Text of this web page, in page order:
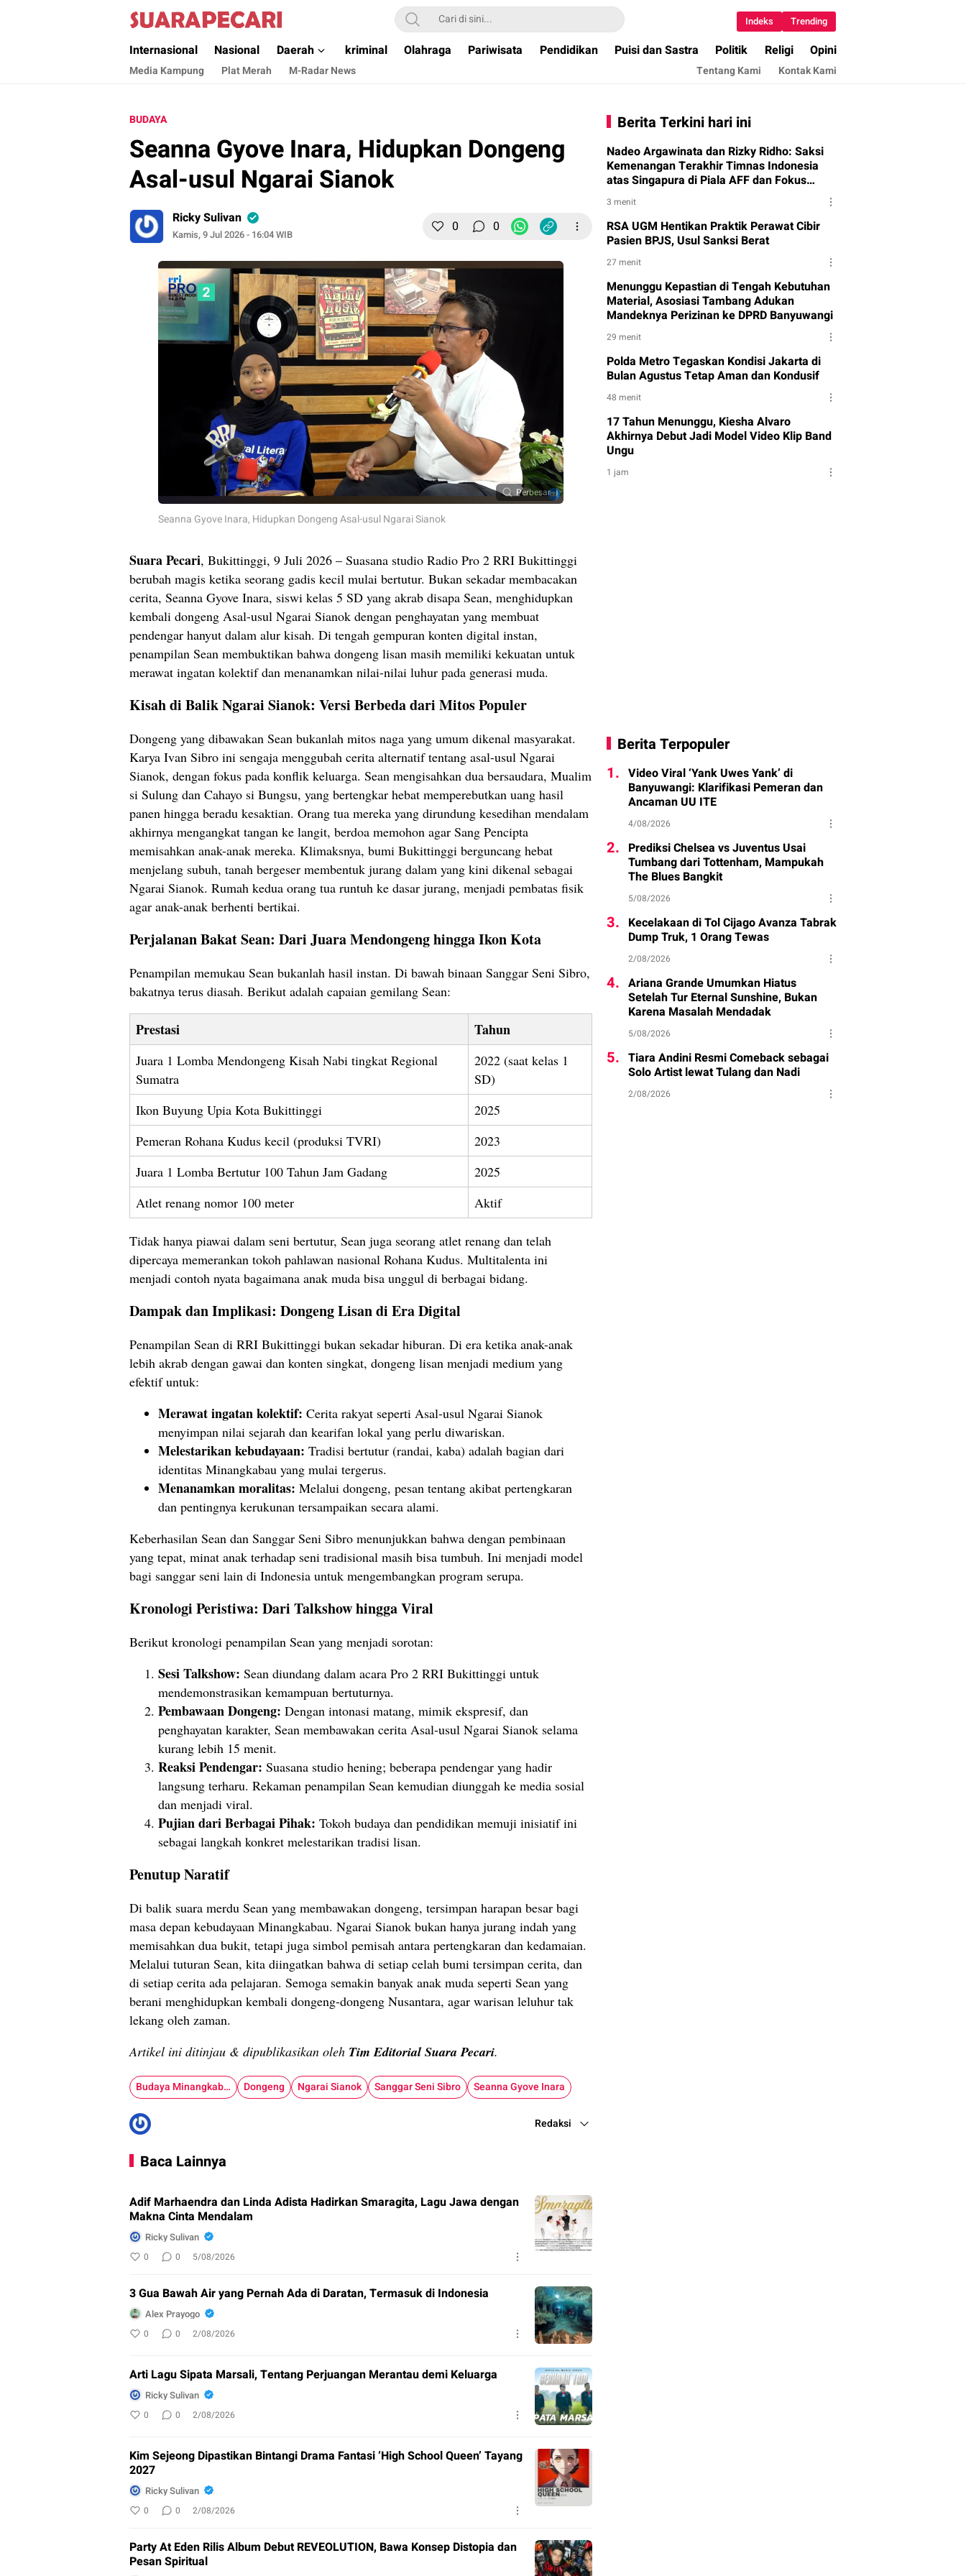
Suara Pecari
Suara Pencerahan Anak Negeri ( Berita Aktual & Terpercaya )
Indeks Trending
Internasional Nasional Daerah kriminal Olahraga Pariwisata Pendidikan Puisi dan Sastra Politik Religi Opini
Media Kampung Plat Merah M-Radar News Tentang Kami Kontak Kami
BUDAYA
Seanna Gyove Inara, Hidupkan Dongeng
Asal-usul Ngarai Sianok
Ricky Sulivan
Kamis, 9 Jul 2026 - 16:04 WIB 0 0
Perbesar
Seanna Gyove Inara, Hidupkan Dongeng Asal-usul Ngarai Sianok
Suara Pecari, Bukittinggi, 9 Juli 2026 – Suasana studio Radio Pro 2 RRI Bukittinggi
berubah magis ketika seorang gadis kecil mulai bertutur. Bukan sekadar membacakan
cerita, Seanna Gyove Inara, siswi kelas 5 SD yang akrab disapa Sean, menghidupkan
kembali dongeng Asal-usul Ngarai Sianok dengan penghayatan yang membuat
pendengar hanyut dalam alur kisah. Di tengah gempuran konten digital instan,
penampilan Sean membuktikan bahwa dongeng lisan masih memiliki kekuatan untuk
merawat ingatan kolektif dan menanamkan nilai-nilai luhur pada generasi muda.
Kisah di Balik Ngarai Sianok: Versi Berbeda dari Mitos Populer
Dongeng yang dibawakan Sean bukanlah mitos naga yang umum dikenal masyarakat.
Karya Ivan Sibro ini sengaja menggubah cerita alternatif tentang asal-usul Ngarai
Sianok, dengan fokus pada konflik keluarga. Sean mengisahkan dua bersaudara, Mualim
si Sulung dan Cahayo si Bungsu, yang bertengkar hebat memperebutkan uang hasil
panen hingga beradu kesaktian. Orang tua mereka yang dirundung kesedihan mendalam
akhirnya mengangkat tangan ke langit, berdoa memohon agar Sang Pencipta
memisahkan anak-anak mereka. Klimaksnya, bumi Bukittinggi berguncang hebat
menjelang subuh, tanah bergeser membentuk jurang dalam yang kini dikenal sebagai
Ngarai Sianok. Rumah kedua orang tua runtuh ke dasar jurang, menjadi pembatas fisik
agar anak-anak berhenti bertikai.
Perjalanan Bakat Sean: Dari Juara Mendongeng hingga Ikon Kota
Penampilan memukau Sean bukanlah hasil instan. Di bawah binaan Sanggar Seni Sibro,
bakatnya terus diasah. Berikut adalah capaian gemilang Sean:
Prestasi Tahun
Juara 1 Lomba Mendongeng Kisah Nabi tingkat Regional
Sumatra
2022 (saat kelas 1
SD)
Ikon Buyung Upia Kota Bukittinggi
2025
Pemeran Rohana Kudus kecil (produksi TVRI)
2023
Juara 1 Lomba Bertutur 100 Tahun Jam Gadang
2025
Atlet renang nomor 100 meter
Aktif
Tidak hanya piawai dalam seni bertutur, Sean juga seorang atlet renang dan telah
dipercaya memerankan tokoh pahlawan nasional Rohana Kudus. Multitalenta ini
menjadi contoh nyata bagaimana anak muda bisa unggul di berbagai bidang.
Dampak dan Implikasi: Dongeng Lisan di Era Digital
Penampilan Sean di RRI Bukittinggi bukan sekadar hiburan. Di era ketika anak-anak
lebih akrab dengan gawai dan konten singkat, dongeng lisan menjadi medium yang
efektif untuk:
Merawat ingatan kolektif: Cerita rakyat seperti Asal-usul Ngarai Sianok
menyimpan nilai sejarah dan kearifan lokal yang perlu diwariskan.
Melestarikan kebudayaan: Tradisi bertutur (randai, kaba) adalah bagian dari
identitas Minangkabau yang mulai tergerus.
Menanamkan moralitas: Melalui dongeng, pesan tentang akibat pertengkaran
dan pentingnya kerukunan tersampaikan secara alami.
Keberhasilan Sean dan Sanggar Seni Sibro menunjukkan bahwa dengan pembinaan
yang tepat, minat anak terhadap seni tradisional masih bisa tumbuh. Ini menjadi model
bagi sanggar seni lain di Indonesia untuk mengembangkan program serupa.
Kronologi Peristiwa: Dari Talkshow hingga Viral
Berikut kronologi penampilan Sean yang menjadi sorotan:
Sesi Talkshow: Sean diundang dalam acara Pro 2 RRI Bukittinggi untuk
mendemonstrasikan kemampuan bertuturnya.
Pembawaan Dongeng: Dengan intonasi matang, mimik ekspresif, dan
penghayatan karakter, Sean membawakan cerita Asal-usul Ngarai Sianok selama
kurang lebih 15 menit.
Reaksi Pendengar: Suasana studio hening; beberapa pendengar yang hadir
langsung terharu. Rekaman penampilan Sean kemudian diunggah ke media sosial
dan menjadi viral.
Pujian dari Berbagai Pihak: Tokoh budaya dan pendidikan memuji inisiatif ini
sebagai langkah konkret melestarikan tradisi lisan.
Penutup Naratif
Di balik suara merdu Sean yang membawakan dongeng, tersimpan harapan besar bagi
masa depan kebudayaan Minangkabau. Ngarai Sianok bukan hanya jurang indah yang
memisahkan dua bukit, tetapi juga simbol pemisah antara pertengkaran dan kedamaian.
Melalui tuturan Sean, kita diingatkan bahwa di setiap celah bumi tersimpan cerita, dan
di setiap cerita ada pelajaran. Semoga semakin banyak anak muda seperti Sean yang
berani menghidupkan kembali dongeng-dongeng Nusantara, agar warisan leluhur tak
lekang oleh zaman.
Artikel ini ditinjau & dipublikasikan oleh Tim Editorial Suara Pecari.
Budaya Minangkabau Dongeng Ngarai Sianok Sanggar Seni Sibro Seanna Gyove Inara
Redaksi
Baca Lainnya
Adif Marhaendra dan Linda Adista Hadirkan Smaragita, Lagu Jawa dengan
Makna Cinta Mendalam
Ricky Sulivan
0 0 5/08/2026
3 Gua Bawah Air yang Pernah Ada di Daratan, Termasuk di Indonesia
Alex Prayogo
0 0 2/08/2026
Arti Lagu Sipata Marsali, Tentang Perjuangan Merantau demi Keluarga
Ricky Sulivan
0 0 2/08/2026
Kim Sejeong Dipastikan Bintangi Drama Fantasi ‘High School Queen’ Tayang
2027
Ricky Sulivan
0 0 2/08/2026
Party At Eden Rilis Album Debut REVEOLUTION, Bawa Konsep Distopia dan
Pesan Spiritual
Berita Terkini hari ini
Nadeo Argawinata dan Rizky Ridho: Saksi
Kemenangan Terakhir Timnas Indonesia
atas Singapura di Piala AFF dan Fokus
Menuju Semifinal 2026
3 menit
RSA UGM Hentikan Praktik Perawat Cibir
Pasien BPJS, Usul Sanksi Berat
27 menit
Menunggu Kepastian di Tengah Kebutuhan
Material, Asosiasi Tambang Adukan
Mandeknya Perizinan ke DPRD Banyuwangi
29 menit
Polda Metro Tegaskan Kondisi Jakarta di
Bulan Agustus Tetap Aman dan Kondusif
48 menit
17 Tahun Menunggu, Kiesha Alvaro
Akhirnya Debut Jadi Model Video Klip Band
Ungu
1 jam
Berita Terpopuler
1. Video Viral ‘Yank Uwes Yank’ di
Banyuwangi: Klarifikasi Pemeran dan
Ancaman UU ITE
4/08/2026
2. Prediksi Chelsea vs Juventus Usai
Tumbang dari Tottenham, Mampukah
The Blues Bangkit
5/08/2026
3. Kecelakaan di Tol Cijago Avanza Tabrak
Dump Truk, 1 Orang Tewas
2/08/2026
4. Ariana Grande Umumkan Hiatus
Setelah Tur Eternal Sunshine, Bukan
Karena Masalah Mendadak
5/08/2026
5. Tiara Andini Resmi Comeback sebagai
Solo Artist lewat Tulang dan Nadi
2/08/2026